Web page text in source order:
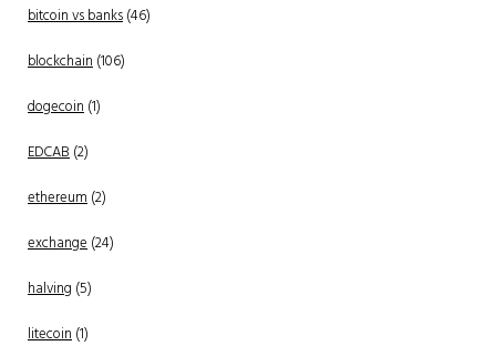
bitcoin vs banks(46)
blockchain(106)
dogecoin(1)
EDCAB(2)
ethereum(2)
exchange(24)
halving (5)
litecoin(1)